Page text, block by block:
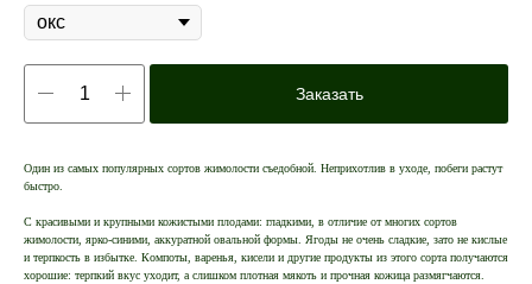
Заказать
Один из самых популярных сортов жимолости съедобной. Неприхотлив в уходе, побеги растут
быстро.
С красивыми и крупными кожистыми плодами: гладкими, в отличие от многих сортов
жимолости, ярко-синими, аккуратной овальной формы. Ягоды не очень сладкие, зато не кислые
и терпкость в избытке. Компоты, варенья, кисели и другие продукты из этого сорта получаются
хорошие: терпкий вкус уходит, а слишком плотная мякоть и прочная кожица размягчаются.